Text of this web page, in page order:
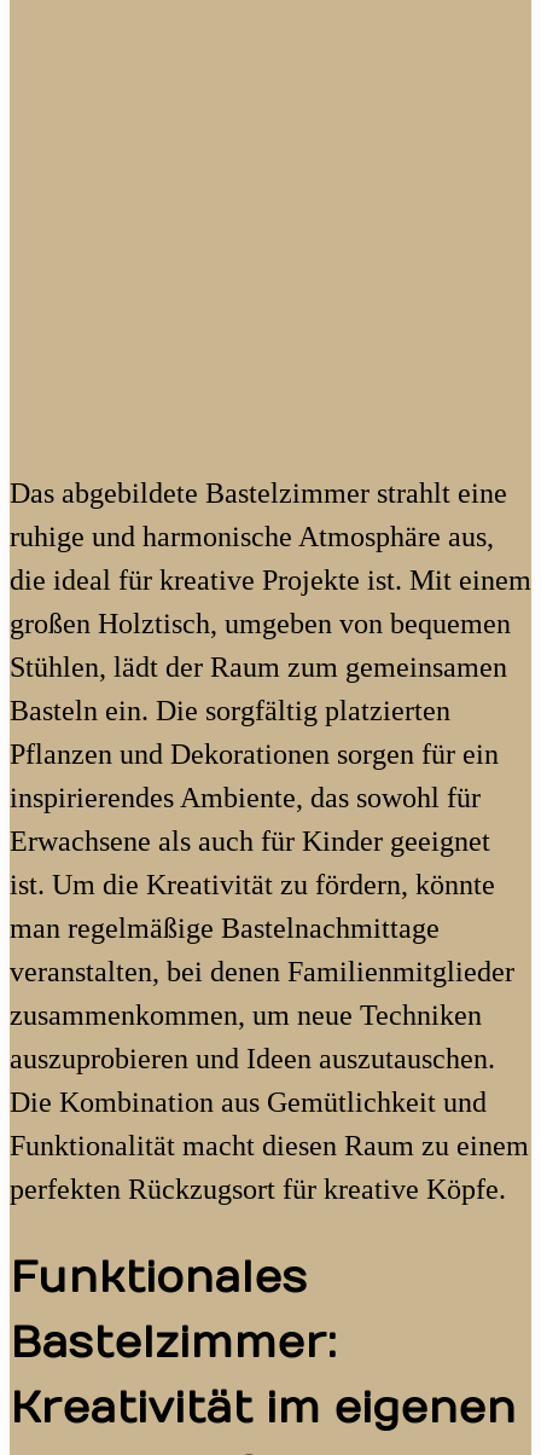
Das abgebildete Bastelzimmer strahlt eine
ruhige und harmonische Atmosphäre aus,
die ideal für kreative Projekte ist. Mit einem
großen Holztisch, umgeben von bequemen
Stühlen, lädt der Raum zum gemeinsamen
Basteln ein. Die sorgfältig platzierten
Pflanzen und Dekorationen sorgen für ein
inspirierendes Ambiente, das sowohl für
Erwachsene als auch für Kinder geeignet
ist. Um die Kreativität zu fördern, könnte
man regelmäßige Bastelnachmittage
veranstalten, bei denen Familienmitglieder
zusammenkommen, um neue Techniken
auszuprobieren und Ideen auszutauschen.
Die Kombination aus Gemütlichkeit und
Funktionalität macht diesen Raum zu einem
perfekten Rückzugsort für kreative Köpfe.
Funktionales
Bastelzimmer:
Kreativität im eigenen